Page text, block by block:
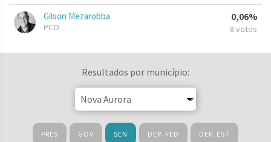
Gilson Mezarobba
PCO
0,06%
8 votos
Resultados por município:
PRES GOV SEN DEP. FED DEP. EST